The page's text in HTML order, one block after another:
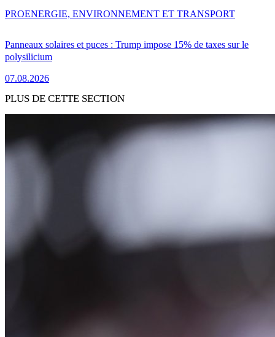
Panneaux solaires et puces : Trump impose 15% de taxes sur le
polysilicium
07.08.2026
PROENERGIE, ENVIRONNEMENT ET TRANSPORT
PLUS DE CETTE SECTION